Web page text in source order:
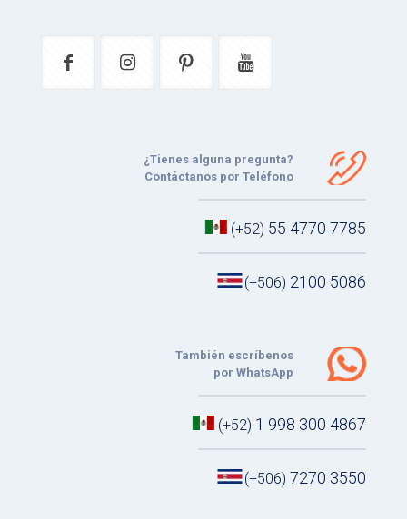
¿Tienes alguna pregunta?
Contáctanos por Teléfono
(+52) 55 4770 7785
(+506) 2100 5086
También escríbenos
por WhatsApp
(+52) 1 998 300 4867
(+506) 7270 3550